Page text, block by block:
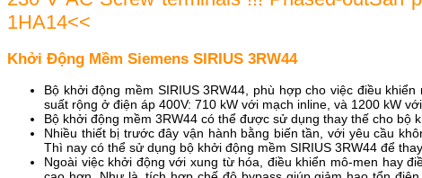
1HA14<<
Khởi Động Mềm Siemens SIRIUS 3RW44
Bộ khởi động mềm SIRIUS 3RW44, phù hợp cho việc điều
suất rộng ở điện áp 400V: 710 kW với mạch inline, và 1200 kW
Bộ khởi động mềm 3RW44 có thể được sử dụng thay thế cho bộ
Nhiều thiết bị trước đây vận hành bằng biến tần, với yêu cầu
Thì nay có thể sử dụng bộ khởi động mềm SIRIUS 3RW44 để
Ngoài việc khởi động với xung từ hóa, điều khiển mô-men hay